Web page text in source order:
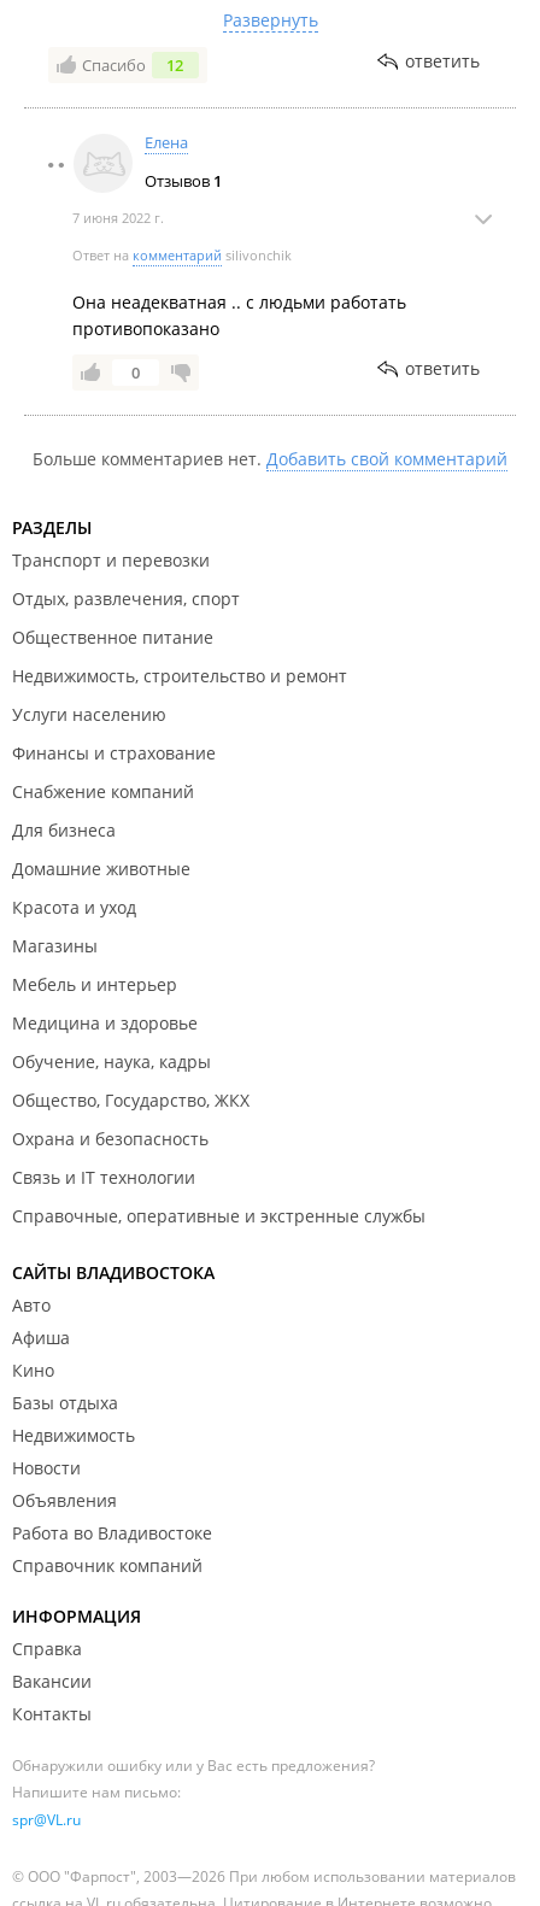
удобства, даже не зайду.
Салон красоты-это сфера услуг, научитесь
разговаривать с людьми! Вежливость это часть
Развернуть
Спасибо 12 ответить
Елена
Отзывов 1
7 июня 2022 г.
Ответ на комментарий silivonchik
Она неадекватная .. с людьми работать
противопоказано
0 ответить
Больше комментариев нет. Добавить свой комментарий
РАЗДЕЛЫ
Транспорт и перевозки
Отдых, развлечения, спорт
Общественное питание
Недвижимость, строительство и ремонт
Услуги населению
Финансы и страхование
Снабжение компаний
Для бизнеса
Домашние животные
Красота и уход
Магазины
Мебель и интерьер
Медицина и здоровье
Обучение, наука, кадры
Общество, Государство, ЖКХ
Охрана и безопасность
Связь и IT технологии
Справочные, оперативные и экстренные службы
САЙТЫ ВЛАДИВОСТОКА
Авто
Афиша
Кино
Базы отдыха
Недвижимость
Новости
Объявления
Работа во Владивостоке
Справочник компаний
ИНФОРМАЦИЯ
Справка
Вакансии
Контакты
Обнаружили ошибку или у Вас есть предложения?
Напишите нам письмо:
spr@VL.ru
© ООО "Фарпост", 2003—2026 При любом использовании материалов